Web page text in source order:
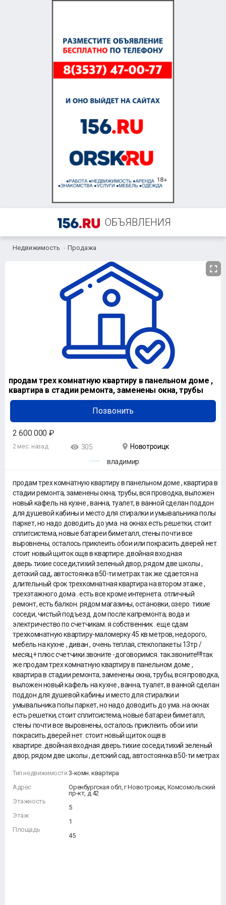
ОБЪЯВЛЕНИЯ
+7 (903) 361-07-28
Недвижимость Продажа
продам трех комнатную квартиру в панельном доме ,
квартира в стадии ремонта, заменены окна, трубы
Позвонить
2 600 000 ₽
2 мес. назад 305
Новотроицк
владимир
продам трех комнатную квартиру в панельном доме , квартира в
стадии ремонта, заменены окна, трубы, вся проводка, выложен
новый кафель на кухне , ванна, туалет, в ванной сделан поддон
для душевой кабины и место для стиралки и умывальника полы
паркет, но надо доводить до ума. на окнах есть решетки, стоит
сплитсистема, новые батареи биметалл, стены почти все
выровнены, осталось приклеить обои или покрасить.дверей нет.
стоит новый щиток ощв в квартире..двойная входная
дверь.тихие соседи,тихий зеленый двор, рядом две школы ,
детский сад, автостоянка в50-ти метрах.так же сдается на
длительный срок трехкомнатная квартира на втором этаже ,
трехэтажного дома . есть все кроме интернета. отличный
ремонт, есть балкон. рядом магазины, остановки, озеро. тихие
соседи, чистый подъезд. дом после капремонта, вода и
электричество по счетчикам. я собственник . еще сдам
трехкомнатную квартиру-маломерку 45 кв метров, недорого,
мебель на кухне , диван , очень теплая, стеклопакеты 13тр /
месяц+ плюс счетчики.звоните -договоримся. так.звоните!!!!так
же продам трех комнатную квартиру в панельном доме ,
квартира в стадии ремонта, заменены окна, трубы, вся проводка,
выложен новый кафель на кухне , ванна, туалет, в ванной сделан
поддон для душевой кабины и место для стиралки и
умывальника полы паркет, но надо доводить до ума. на окнах
есть решетки, стоит сплитсистема, новые батареи биметалл,
стены почти все выровнены, осталось приклеить обои или
покрасить.дверей нет. стоит новый щиток ощв в
квартире..двойная входная дверь.тихие соседи,тихий зеленый
двор, рядом две школы , детский сад, автостоянка в50-ти метрах
Тип недвижимости
Адрес
Этажность
Этаж
Площадь
3-комн. квартира
Оренбургская обл, г Новотроицк, Комсомольский
пр-кт, д 42
5
1
45